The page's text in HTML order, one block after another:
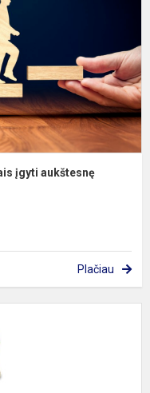
įgyti aukštesnę
Plačiau